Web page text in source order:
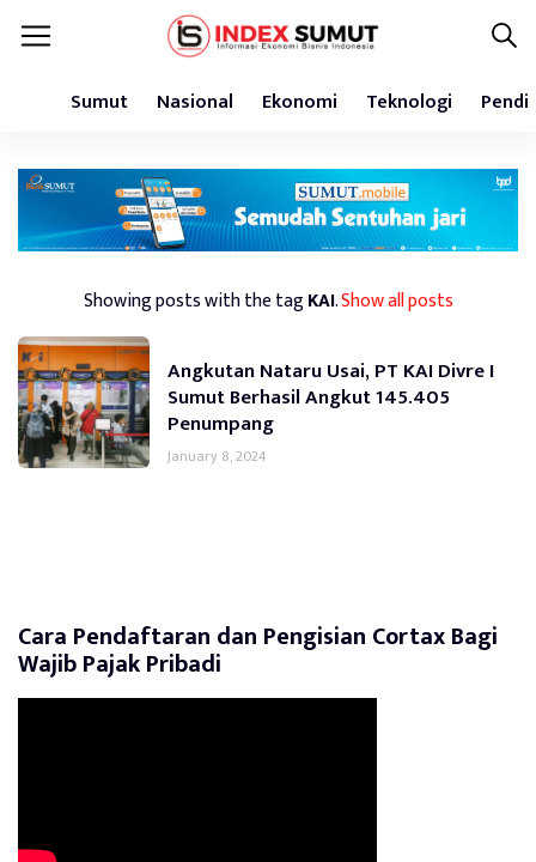
Sumut Nasional Ekonomi Teknologi
Showing posts with the tagKAI.Show all posts
Angkutan Nataru Usai, PT KAI Divre I
Sumut Berhasil Angkut 145.405
Penumpang
January 8, 2024
Cara Pendaftaran dan Pengisian Cortax Bagi
Wajib Pajak Pribadi